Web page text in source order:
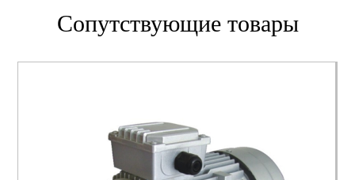
Сопутствующие товары